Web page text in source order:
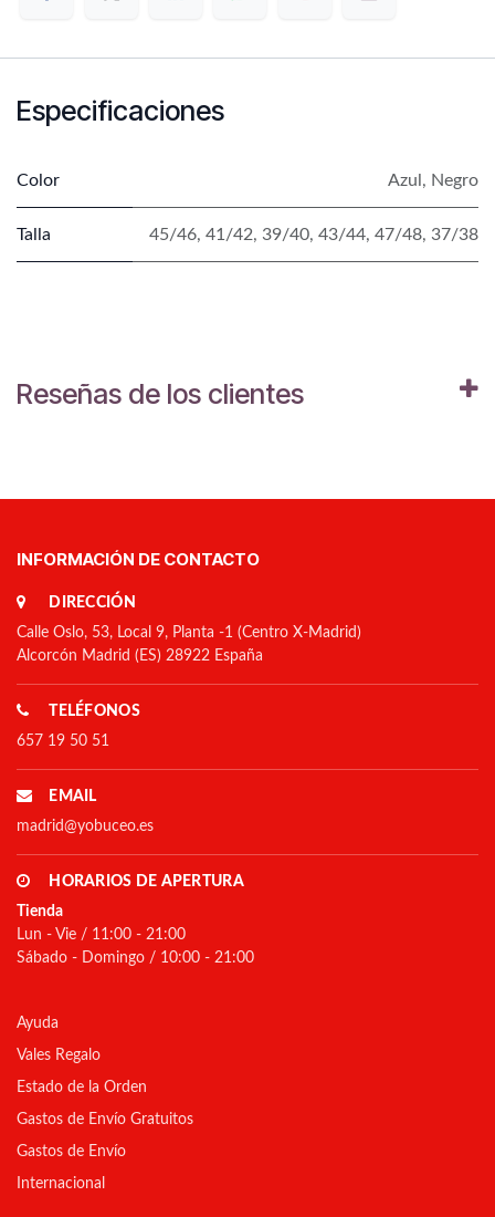
Especificaciones
Color Azul , Negro
Talla 45/46, 41/42, 39/40, 43/44, 47/48, 37/38
Reseñas de los clientes
INFORMACIÓN DE CONTACTO
DIRECCIÓN
Calle Oslo, 53, Local 9, Planta -1 (Centro X-Madrid)
Alcorcón Madrid (ES) 28922 España
TELÉFONOS
657 19 50 51
EMAIL
madrid@yobuceo.es
HORARIOS DE APERTURA
Tienda
Lun - Vie / 11:00 - 21:00
Sábado - Domingo / 10:00 - 21:00
Ayuda
Vales Regalo
Estado de la Orden
Gastos de Envío Gratuitos
Gastos de Envío
Internacional